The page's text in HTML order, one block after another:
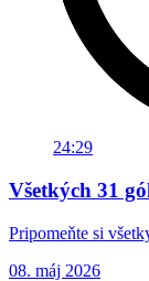
24:29
Všetkých 31
Pripomeňte si
08. máj 2026